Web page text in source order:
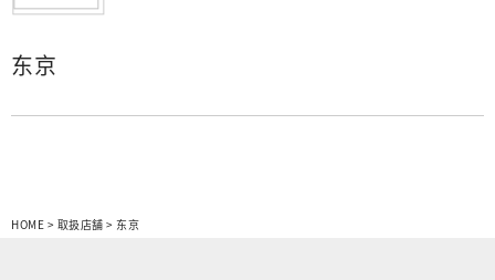
东京
HOME > 取扱店舗 > 东京